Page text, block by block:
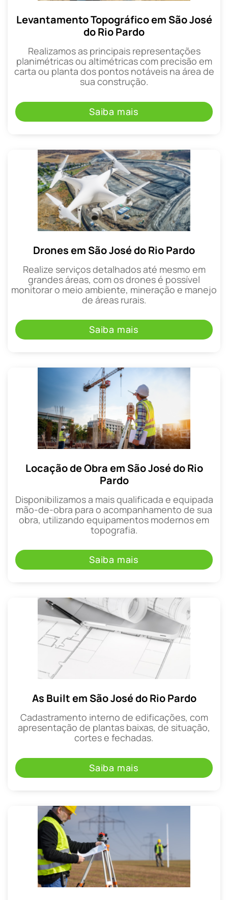
Levantamento Topográfico em São José
do Rio Pardo
Realizamos as principais representações
planimétricas ou altimétricas com precisão em
carta ou planta dos pontos notáveis na área de
sua construção.
Saiba mais
Drones em São José do Rio Pardo
Realize serviços detalhados até mesmo em
grandes áreas, com os drones é possível
monitorar o meio ambiente, mineração e manejo
de áreas rurais.
Saiba mais
Locação de Obra em São José do Rio
Pardo
Disponibilizamos a mais qualificada e equipada
mão-de-obra para o acompanhamento de sua
obra, utilizando equipamentos modernos em
topografia.
Saiba mais
As Built em São José do Rio Pardo
Cadastramento interno de edificações, com
apresentação de plantas baixas, de situação,
cortes e fechadas.
Saiba mais